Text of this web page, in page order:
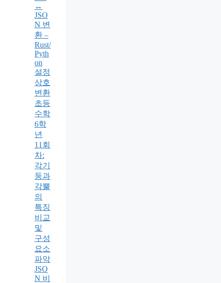
↔
JSO
N 변
환 –
Rust/
Pyth
on
설정
상호
변환
초등
수학
6학
년
11회
차:
각기
둥과
각뿔
의
특징
비교
및
구성
요소
파악
JSO
N 비